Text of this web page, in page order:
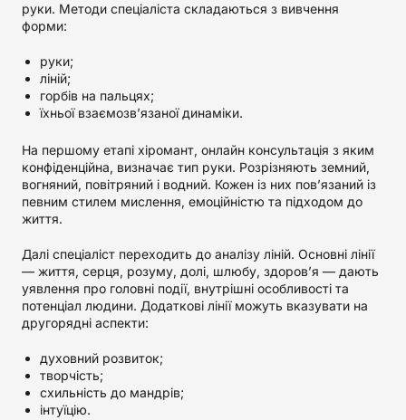
руки. Методи спеціаліста складаються з вивчення
форми:
руки;
ліній;
горбів на пальцях;
їхньої взаємозв’язаної динаміки.
На першому етапі хіромант, онлайн консультація з яким
конфіденційна, визначає тип руки. Розрізняють земний,
вогняний, повітряний і водний. Кожен із них пов’язаний із
певним стилем мислення, емоційністю та підходом до
життя.
Далі спеціаліст переходить до аналізу ліній. Основні лінії
— життя, серця, розуму, долі, шлюбу, здоров’я — дають
уявлення про головні події, внутрішні особливості та
потенціал людини. Додаткові лінії можуть вказувати на
другорядні аспекти:
духовний розвиток;
творчість;
схильність до мандрів;
інтуїцію.